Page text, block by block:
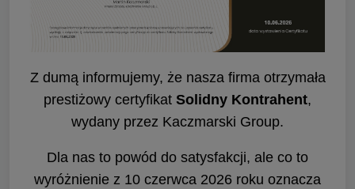
Z dumą informujemy, że nasza firma otrzymała
prestiżowy certyfikat Solidny Kontrahent,
wydany przez Kaczmarski Group.
Dla nas to powód do satysfakcji, ale co to
wyróżnienie z 10 czerwca 2026 roku oznacza